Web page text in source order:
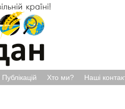
Хто ми? Наші